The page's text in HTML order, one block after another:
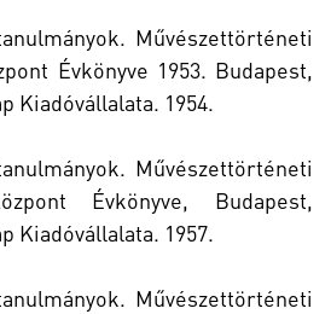
Művészettörténeti
Évkönyve 1953. Budapest,
Kiadóvállalata. 1954.
Művészettörténeti
Évkönyve, Budapest,
Kiadóvállalata. 1957.
Művészettörténeti